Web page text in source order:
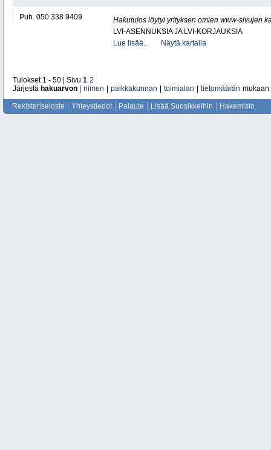
Puh. 050 338 9409
Hakutulos löytyi yrityksen omien www-sivujen
LVI-ASENNUKSIA JA LVI-KORJAUKSIA
Lue lisää..
Näytä kartalla
Tulokset 1 - 50 | Sivu 1 2
Järjestä hakuarvon nimen paikkakunnan toimialan tietomäärän mukaan
Rekisteriseloste Yhteystiedot Palaute Lisää Suosikkeihin Hakemisto